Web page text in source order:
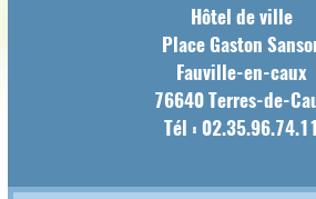
Hôtel de ville
Place Gaston
Fauville-en-caux
76640 Terres-de-
Tél : 02.35.96.74.11